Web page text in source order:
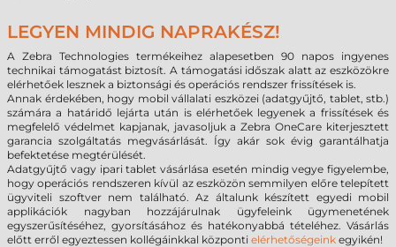
LEGYEN MINDIG NAPRAKÉSZ!
A Zebra Technologies termékeihez alapesetben 90 napos ingyenes
technikai támogatást biztosít. A támogatási időszak alatt az eszközökre
elérhetőek lesznek a biztonsági és operációs rendszer frissítések is.
Annak érdekében, hogy mobil vállalati eszközei (adatgyűjtő, tablet, stb.)
számára a határidő lejárta után is elérhetőek legyenek a frissítések és
megfelelő védelmet kapjanak, javasoljuk a Zebra OneCare kiterjesztett
garancia szolgáltatás megvásárlását. Így akár sok évig garantálhatja
befektetése megtérülését.
Adatgyűjtő vagy ipari tablet vásárlása esetén mindig vegye figyelembe,
hogy operációs rendszeren kívül az eszközön semmilyen előre telepített
ügyviteli szoftver nem található. Az általunk készített egyedi mobil
applikációk nagyban hozzájárulnak ügyfeleink ügymenetének
egyszerűsítéséhez, gyorsításához és hatékonyabbá tételéhez. Vásárlás
előtt erről egyeztessen kollégáinkkal központi elérhetőségeink egyikén!